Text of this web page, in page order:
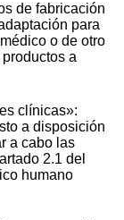
de fabricación
para
o de otro
a
clínicas»:
a disposición
a cabo las
2.1 del
humano